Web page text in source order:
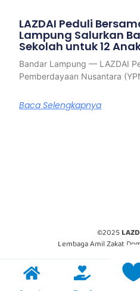
LAZDAI Peduli
Lampung Salurkan
Sekolah untuk 12
Bandar Lampung — LAZDAI
Pemberdayaan Nusantara
Baca Selengkapnya
©2025
Lembaga Amil Zakat